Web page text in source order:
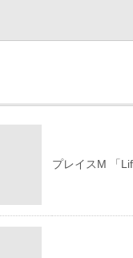
プレイスM 「